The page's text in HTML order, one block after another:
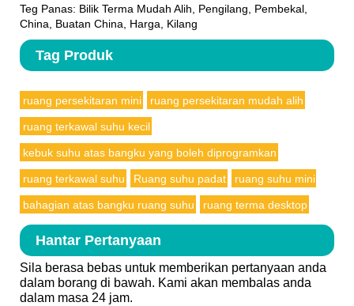
Teg Panas: Bilik Terma Mudah Alih, Pengilang, Pembekal,
China, Buatan China, Harga, Kilang
Tag Produk
ruang persekitaran mini ruang persekitaran mudah alih
ruang terkawal suhu kecil
kebuk suhu atas bangku yang boleh diprogramkan
ruang terkawal suhu Ruang suhu padat ruang suhu mini
bahagian atas bangku ruang suhu ruang terma desktop
Hantar Pertanyaan
Sila berasa bebas untuk memberikan pertanyaan anda
dalam borang di bawah. Kami akan membalas anda
dalam masa 24 jam.